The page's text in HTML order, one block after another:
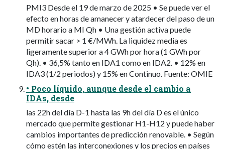
PMI3 Desde el 19 de marzo de 2025 • Se puede ver el
efecto en horas de amanecer y atardecer del paso de un
MD horario a MI Qh • Una gestión activa puede
permitir sacar > 1 €/MWh. La liquidez media es
ligeramente superior a 4 GWh por hora (1 GWh por
Qh). • 36,5% tanto en IDA1 como en IDA2. • 12% en
IDA3 (1/2 periodos) y 15% en Continuo. Fuente: OMIE
• Poco líquido, aunque desde el cambio a
IDAs, desde
las 22h del día D-1 hasta las 9h del día D es el único
mercado que permite gestionar H1-H12 y puede haber
cambios importantes de predicción renovable. • Según
cómo estén las interconexiones y los precios en países